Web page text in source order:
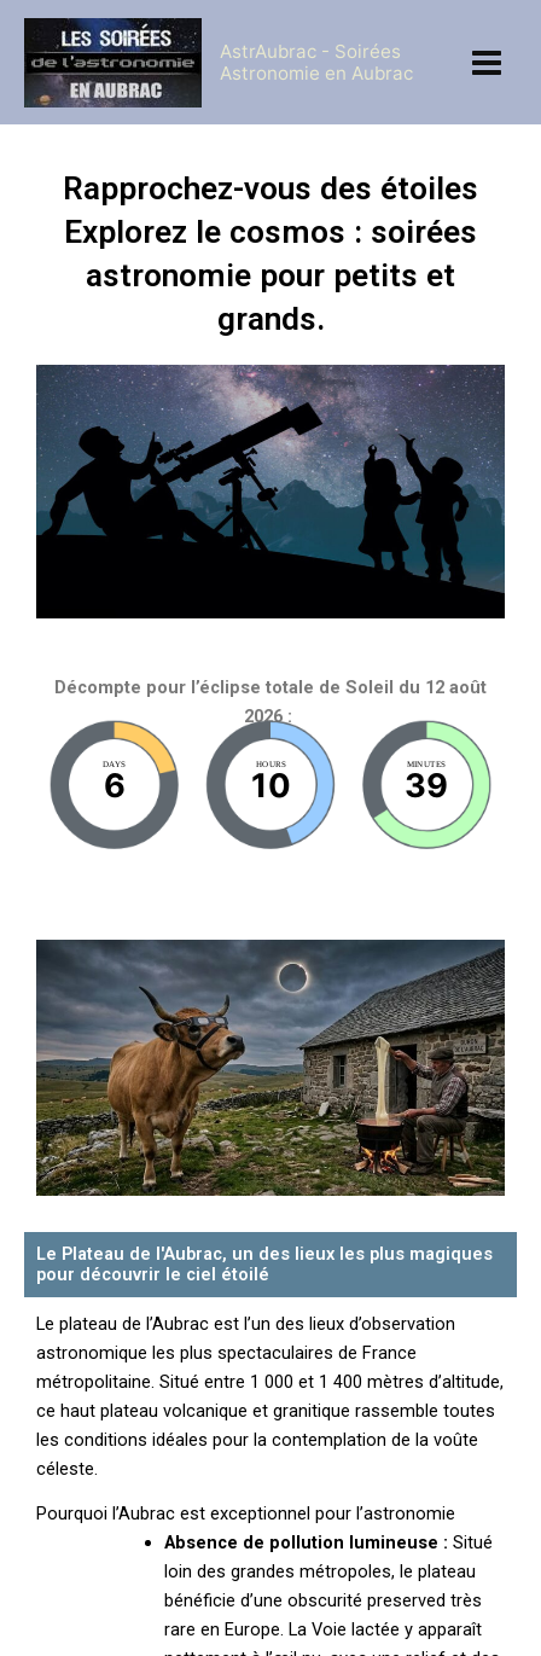
Aller
contenu
AstrAubrac - Soirées
Astronomie en Aubrac
Rapprochez-vous des étoiles
Explorez le cosmos : soirées
astronomie pour petits et
grands.
Décompte pour l’éclipse totale de Soleil du 12 août
2026 :
DAYS
6
HOURS
10
MINUTES
39
Le Plateau de l'Aubrac, un des lieux les plus magiques
pour découvrir le ciel étoilé
Le plateau de l’Aubrac est l’un des lieux d’observation
astronomique les plus spectaculaires de France
métropolitaine. Situé entre 1 000 et 1 400 mètres d’altitude,
ce haut plateau volcanique et granitique rassemble toutes
les conditions idéales pour la contemplation de la voûte
céleste.
Pourquoi l’Aubrac est exceptionnel pour l’astronomie
Absence de pollution lumineuse : Situé
loin des grandes métropoles, le plateau
bénéficie d’une obscurité preserved très
rare en Europe. La Voie lactée y apparaît